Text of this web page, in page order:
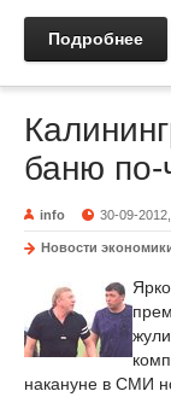
Подробнее
баню
info 30-09-
Новости
накануне в СМИ